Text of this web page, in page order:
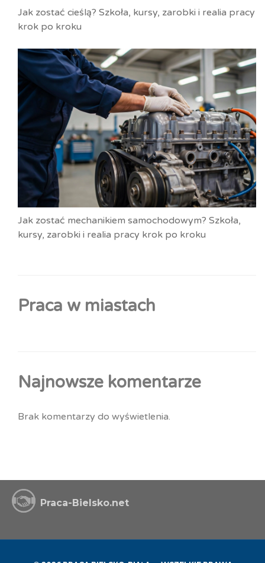
Jak zostać cieślą? Szkoła, kursy, zarobki i realia pracy
krok po kroku
Jak zostać mechanikiem samochodowym? Szkoła,
kursy, zarobki i realia pracy krok po kroku
Praca w miastach
Najnowsze komentarze
Brak komentarzy do wyświetlenia.
Praca-Bielsko.net